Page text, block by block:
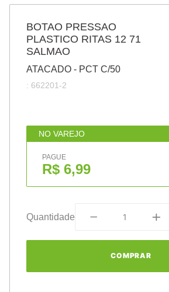
BOTAO PRESSAO
PLASTICO RITAS 12 71
SALMAO
ATACADO - PCT C/50
: 662201-2
NO VAREJO
PAGUE
R$ 6,99
Quantidade
COMPRAR
6º papel
pincel
cola
barbante
º fita